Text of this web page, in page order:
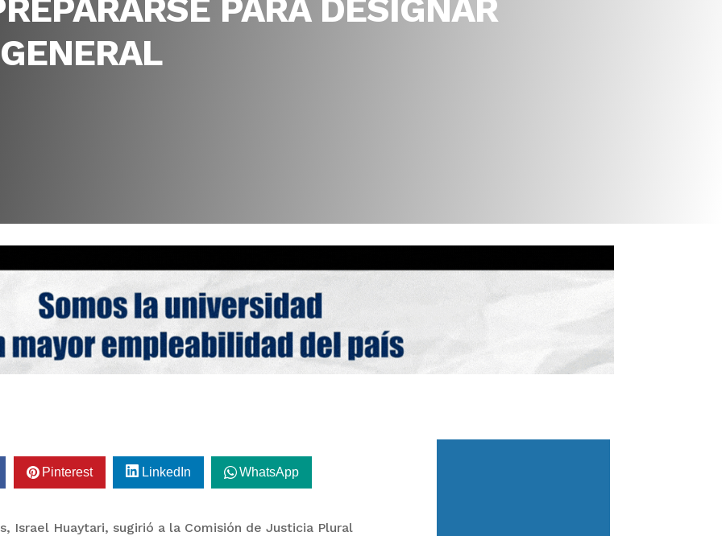
PARA DESIGNAR
Pinterest LinkedIn WhatsApp
Israel Huaytari, sugirió a la Comisión de Justicia Plural